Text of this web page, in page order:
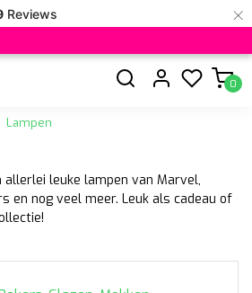
Reviews ×
0
Lampen
leuke lampen van Marvel,
en nog veel meer. Leuk als cadeau of